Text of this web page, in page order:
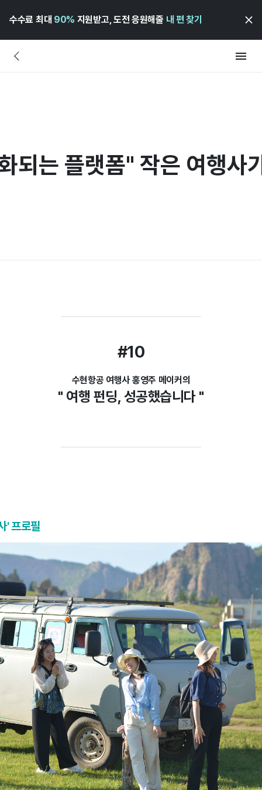
수수료 최대 90% 지원받고, 도전 응원해줄 내 편 찾기
되는 플랫폼" 작은 여행사
#10
수현항공 여행사 홍영주 메이커의
" 여행 펀딩, 성공했습니다 "
' 프로필